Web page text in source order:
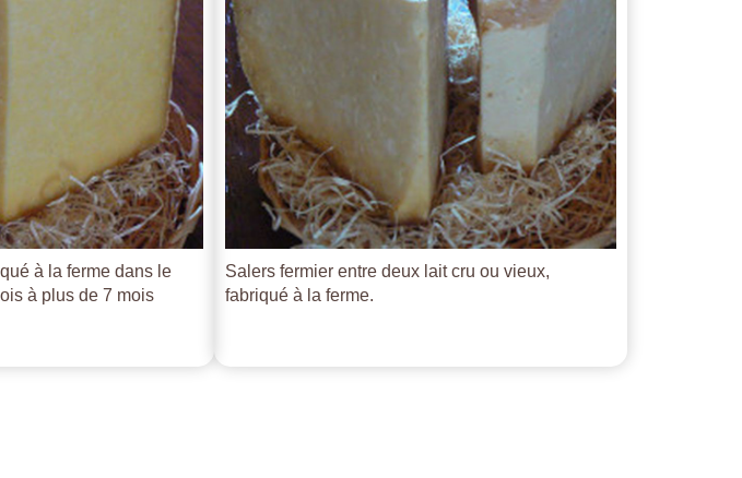
à la ferme dans le
à plus de 7 mois
Salers fermier entre deux lait cru ou vieux,
fabriqué à la ferme.